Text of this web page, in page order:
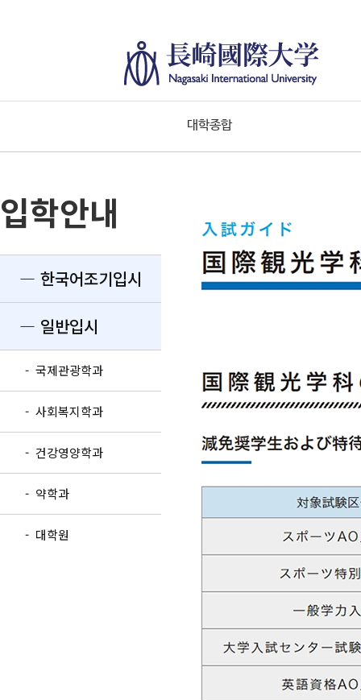
대학종합
입학안내
― 한국어조기입시
― 일반입시
- 국제관광학과
- 사회복지학과
- 건강영양학과
- 약학과
- 대학원